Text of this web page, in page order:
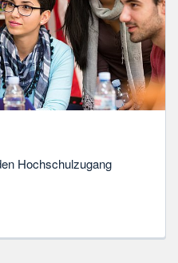
Hochschulzugang